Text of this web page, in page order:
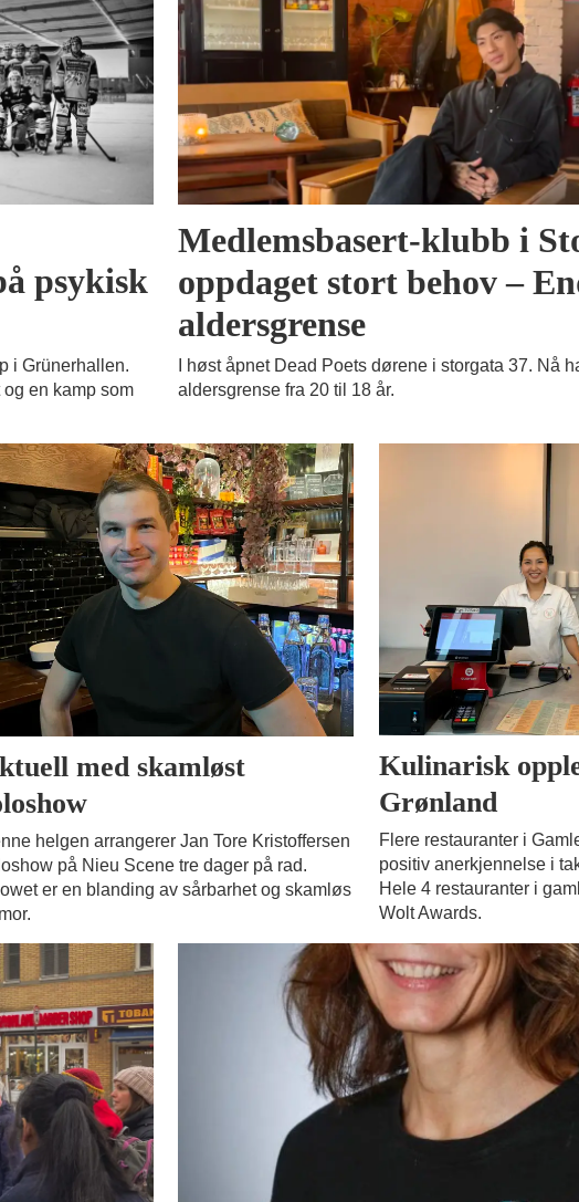
psykisk
i Grünerhallen.
en kamp som
Medlemsbasert-klubb i
oppdaget stort behov –
aldersgrense
I høst åpnet Dead Poets dørene i storgata 37. Nå
aldersgrense fra 20 til 18 år.
med skamløst
helgen arrangerer Jan Tore Kristoffersen
på Nieu Scene tre dager på rad.
er en blanding av sårbarhet og skamløs
Kulinarisk
Grønland
Flere restauranter i
positiv anerkjennelse i
Hele 4 restauranter i
Wolt Awards.